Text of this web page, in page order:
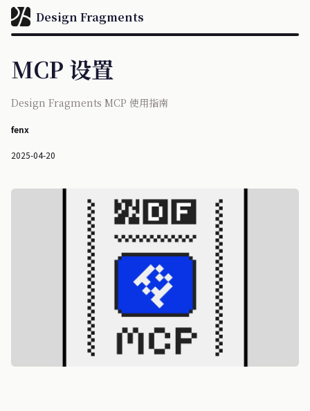
Design Fragments
MCP 设置
Design Fragments MCP 使用指南
fenx
2025-04-20